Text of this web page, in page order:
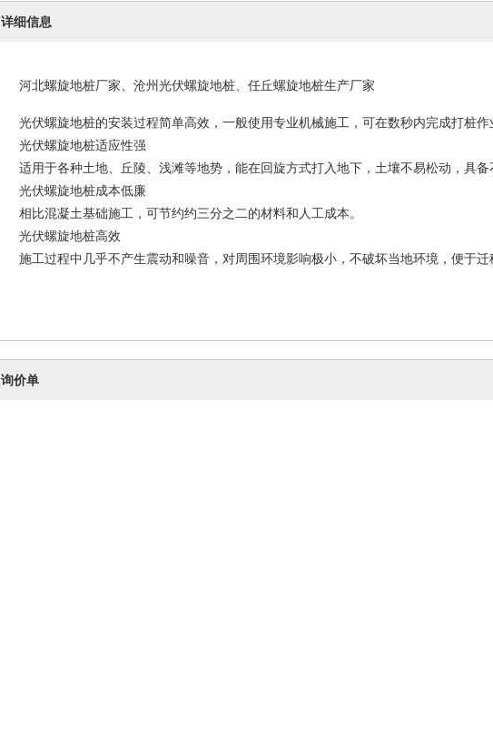
详细信息
河北螺旋地桩厂家、沧州光伏螺旋地桩、任丘螺旋地桩生产厂家
光伏螺旋地桩的安装过程简单高效，一般使用专业机械施工，可在数秒内完成打桩
光伏螺旋地桩适应性强
适用于各种土地、丘陵、浅滩等地势，能在回旋方式打入地下，土壤不易松动，具备
光伏螺旋地桩成本低廉
相比混凝土基础施工，可节约约三分之二的材料和人工成本。
光伏螺旋地桩高效
施工过程中几乎不产生震动和噪音，对周围环境影响极小，不破坏当地环境，便于迁
询价单